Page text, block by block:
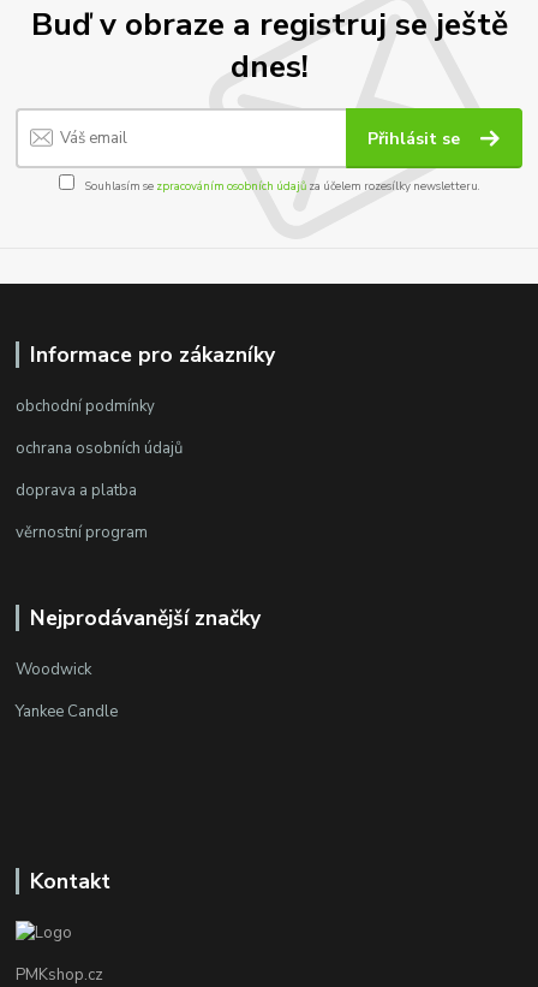
Buď v obraze a registruj se ještě
dnes!
Přihlásit se
Souhlasím se zpracováním osobních údajůza účelem rozesílky newsletteru.
Informace pro zákazníky
obchodní podmínky
ochrana osobních údajů
doprava a platba
věrnostní program
Nejprodávanější značky
Woodwick
Yankee Candle
Kontakt
PMKshop.cz